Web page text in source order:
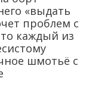
«выдать
проблем с
каждый из
шмотьё с